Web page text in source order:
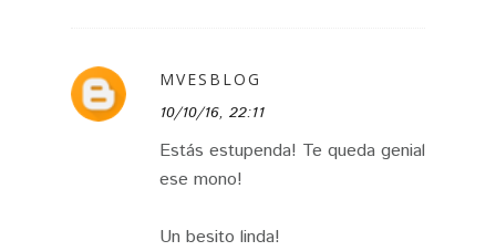
MVESBLOG
10/10/16, 22:11
Estás estupenda! Te queda genial
ese mono!
Un besito linda!